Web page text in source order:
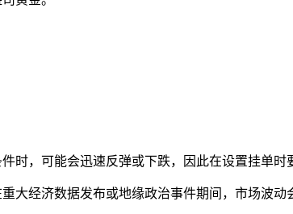
时，可能会迅速反弹或下跌，因此在设置挂单时
大经济数据发布或地缘政治事件期间，市场波动